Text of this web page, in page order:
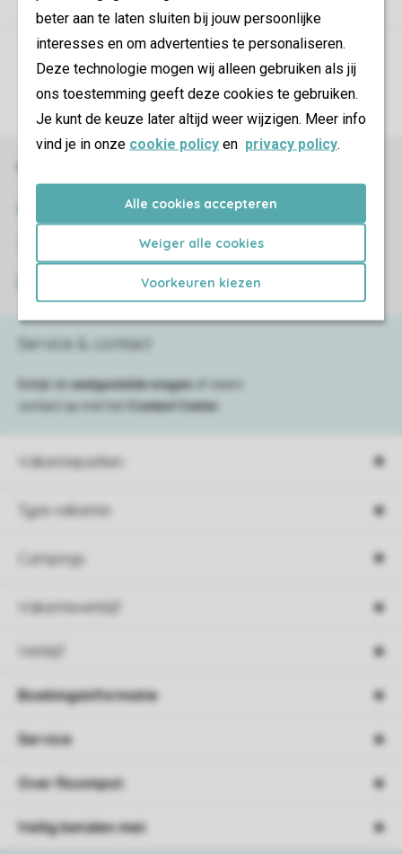
beter aan te laten sluiten bij jouw persoonlijke
interesses en om advertenties te personaliseren.
Deze technologie mogen wij alleen gebruiken als jij
ons toestemming geeft deze cookies te gebruiken.
Je kunt de keuze later altijd weer wijzigen. Meer info
vind je in onze cookie policy en privacy policy.
Alle cookies accepteren
Weiger alle cookies
Voorkeuren kiezen
Controle over jouw gegevens & privacy
Instellingen wijzigen
SSL certificaat
Veilige gegevensoverdracht
Vakantieparken
Type vakantie
Campings
Vakantieverblijf
Verblijf
Service & contact
Bekijk de veelgestelde vragen
of neem
contact op met het
Contact Center
Boekingsinformatie
Service
Over Roompot
Veilig betalen met